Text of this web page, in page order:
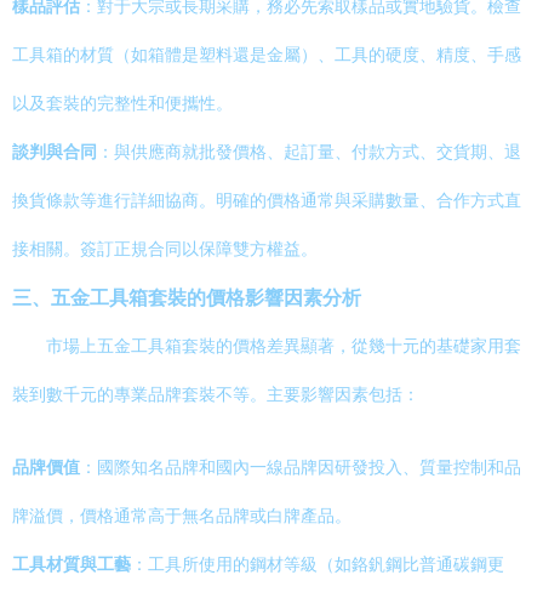
樣品評估 ：對于大宗或長期采購，務必先索取樣品或實地驗貨。檢查
工具箱的材質（如箱體是塑料還是金屬）、工具的硬度、精度、手感
以及套裝的完整性和便攜性。
談判與合同 ：與供應商就批發價格、起訂量、付款方式、交貨期、退
換貨條款等進行詳細協商。明確的價格通常與采購數量、合作方式直
接相關。簽訂正規合同以保障雙方權益。
三、五金工具箱套裝的價格影響因素分析
市場上五金工具箱套裝的價格差異顯著，從幾十元的基礎家用套
裝到數千元的專業品牌套裝不等。主要影響因素包括：
品牌價值 ：國際知名品牌和國內一線品牌因研發投入、質量控制和品
牌溢價，價格通常高于無名品牌或白牌產品。
工具材質與工藝 ：工具所使用的鋼材等級（如鉻釩鋼比普通碳鋼更